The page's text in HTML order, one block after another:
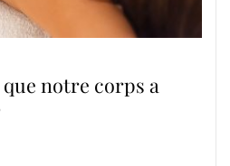
notre corps a